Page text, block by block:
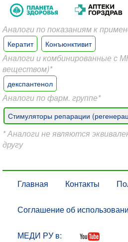
Аналоги по показаниям к
Кератит Конъюнктивит
Аналоги и комбинированные с
веществом)*
декспантенол
Аналоги по фарм. группе*
Стимуляторы репарации
* Аналоги не являются
другу
Главная Контакты
Соглашение об
МЕДИ РУ в: